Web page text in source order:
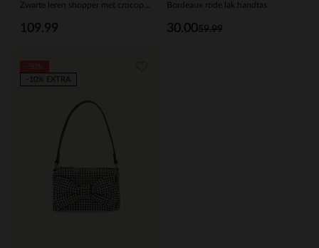
109.99
Bordeaux rode lak handtas
59.99
30.00
-10% EXTRA